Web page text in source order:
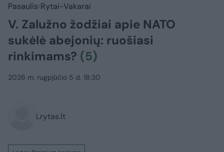
Pasaulis Rytai-Vakarai
V. Zalužno žodžiai apie NATO
sukėlė abejonių: ruošiasi
rinkimams? (5)
2026 m. rugpjūčio 5 d. 18:30
Lrytas.lt